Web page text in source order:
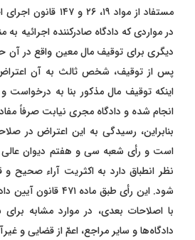
در مواردی که دادگاه صادرکننده اجرائیه
دیگری برای توقیف مال معین واقع در آن
پس از توقیف، شخص ثالث به آن
اینکه توقیف مال مذکور بنا به درخواست
انجام شده و دادگاه مجری نیابت صرفاً
بنابراین، رسیدگی به این اعتراض در
است و رأی شعبه سی و هفتم دیوان عالی
نظر انطباق دارد به اکثریت آراء
با اصلاحات بعدی، در موارد مشابه
دادگاه‌ها و سایر مراجع، اعمّ از قضایی و